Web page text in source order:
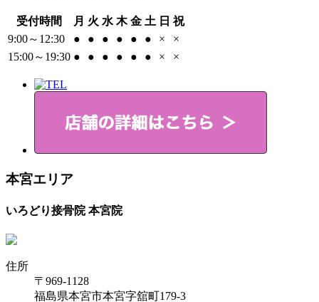
受付時間 月 火 水 木 金 土 日 祝
9:00～12:30
● ● ● ● ● ● ×
×
15:00～19:30 ● ● ● ● ● ● × ×
本宮エリア
いろどり接骨院 本宮院
住所
〒969-1128
福島県本宮市本宮字舘町179-3